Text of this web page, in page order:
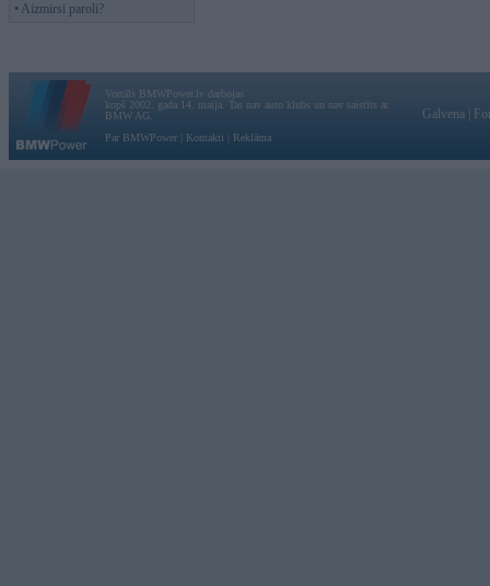
• Aizmirsi paroli?
Vortāls BMWPower.lv darbojas
kopš 2002. gada 14. maija. Tas nav auto klubs un nav saistīts ar
BMW AG.
Par BMWPower
Kontakti Reklāma
Galvena